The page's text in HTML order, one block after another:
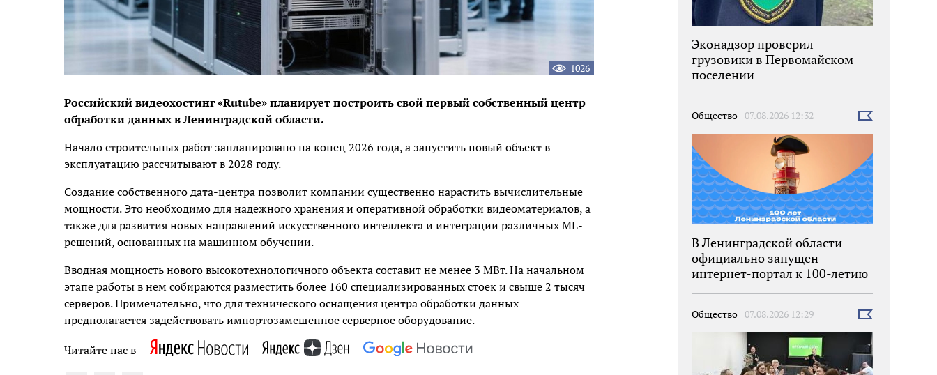
1026
Российский видеохостинг «Rutube» планирует построить свой первый собственный центр
обработки данных в Ленинградской области.
Начало строительных работ запланировано на конец 2026 года, а запустить новый объект в
эксплуатацию рассчитывают в 2028 году.
Создание собственного дата-центра позволит компании существенно нарастить вычислительные
мощности. Это необходимо для надежного хранения и оперативной обработки видеоматериалов, а
также для развития новых направлений искусственного интеллекта и интеграции различных ML-
решений, основанных на машинном обучении.
Вводная мощность нового высокотехнологичного объекта составит не менее 3 МВт. На начальном
этапе работы в нем собираются разместить более 160 специализированных стоек и свыше 2 тысяч
серверов. Примечательно, что для технического оснащения центра обработки данных
предполагается задействовать импортозамещенное серверное оборудование.
Читайте нас в
Эконадзор проверил
грузовики в Первомайском
поселении
Общество 07.08.2026 12:32
Выбрать
В Ленинградской области
официально запущен
интернет-портал к 100-летию
Общество 07.08.2026 12:29
Выбрать